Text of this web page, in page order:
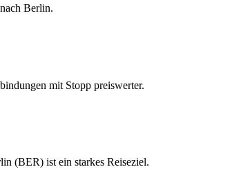
Berlin.
mit Stopp preiswerter.
(BER) ist ein starkes Reiseziel.